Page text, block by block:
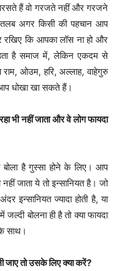
हैं वो गरजते नहीं और गरजने
अगर किसी की पहचान आप
रखिए कि आपका लॉस ना हो और
है समाज में, लेकिन एकदम से
ओउम, हरि, अल्लाह, वाहेगुरु
धोखा खा सकते हैं।
भी नहीं जाता और वे लोग फायदा
है गुस्सा होने के लिए। आप
जाता ये तो इन्सानियत है। जो
इन्सानियत ज्यादा होती है, या
जल्दी बोलना ही है तो क्या फायदा
साथ।
जाए तो उसके लिए क्या करें?